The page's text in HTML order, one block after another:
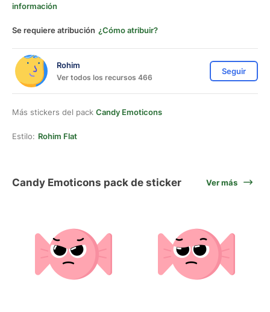
información
Se requiere atribución ¿Cómo atribuir?
Rohim
Ver todos los recursos 466
Seguir
Más stickers del pack Candy Emoticons
Estilo: Rohim Flat
Candy Emoticons pack de sticker Ver más